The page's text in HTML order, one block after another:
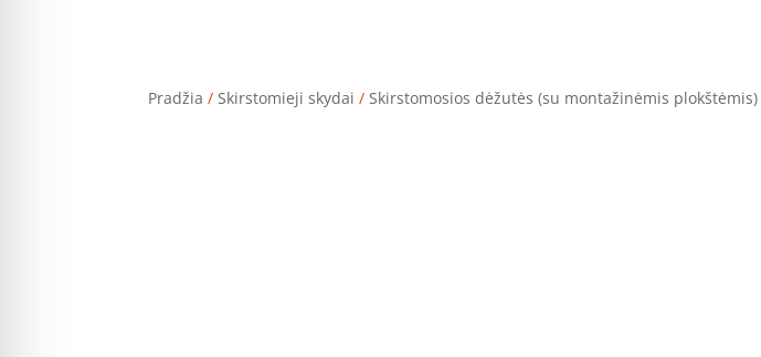
Pradžia /Skirstomieji skydai /Skirstomosios dėžutės (su montažinėmis plokštėmis)